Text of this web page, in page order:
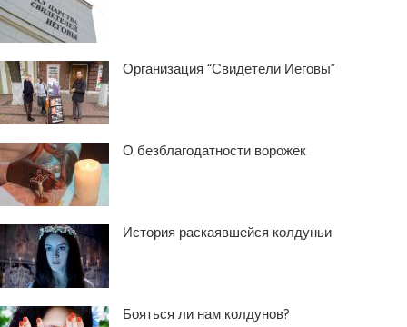
Организация “Свидетели Иеговы”
О безблагодатности ворожек
История раскаявшейся колдуньи
Бояться ли нам колдунов?